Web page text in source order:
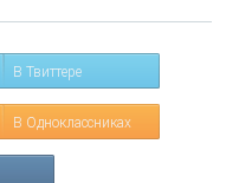
В Твиттере
В Одноклассниках